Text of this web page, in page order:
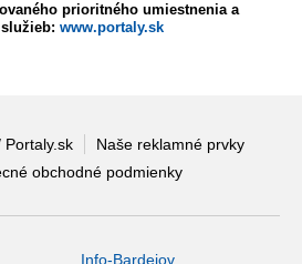
prioritného umiestnenia a
www.portaly.sk
Portaly.sk
Naše reklamné prvky
obchodné podmienky
Info-Bardejov